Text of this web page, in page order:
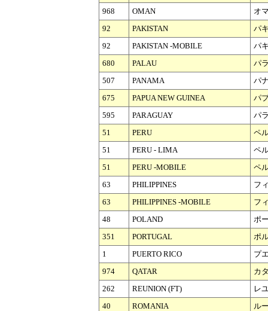
968
OMAN
オ
92
PAKISTAN
パ
92
PAKISTAN -MOBILE
パ
680
PALAU
パ
507
PANAMA
パ
675
PAPUA NEW GUINEA
パ
595
PARAGUAY
パ
51
PERU
ペ
51
PERU - LIMA
ペ
51
PERU -MOBILE
ペ
63
PHILIPPINES
フ
63
PHILIPPINES -MOBILE
フ
48
POLAND
ポ
351
PORTUGAL
ポ
1
PUERTO RICO
プ
974
QATAR
カ
262
REUNION (FT)
レ
40
ROMANIA
ル